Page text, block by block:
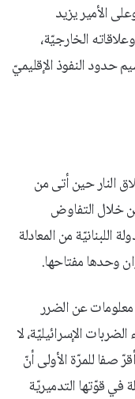
الأمير يزيد
الخارجيّة،
حدود النفوذ الإقليميّ
النار حين أتى من
خلال التفاوض
اللبنانيّة من المعادلة
وحدها مفتاحها.
عن الضرر
الإسرائيليّة، لا
صفا للمرّة الأولى أنّ
في قوّتها التدميريّة